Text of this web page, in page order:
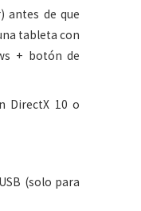
antes de que
tableta con
+ botón de
DirectX 10 o
(solo para